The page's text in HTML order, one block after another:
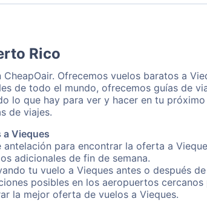
Rico
Ofrecemos vuelos baratos a
de todo el mundo, ofrecemos guías de
lo que hay para ver y hacer en tu
de viajes.
Vieques
para encontrar la oferta a
adicionales de fin de semana.
tu vuelo a Vieques antes o después
posibles en los aeropuertos
la mejor oferta de vuelos a Vieques.